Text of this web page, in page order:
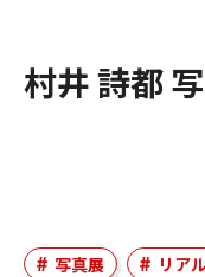
村井 詩都
写真展 リア